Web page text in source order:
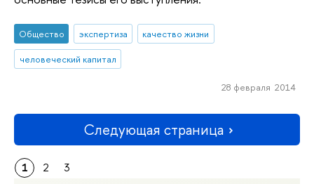
Общество экспертиза
качество жизни
человеческий капитал
28 февраля 2014
Следующая страница
1 2 3